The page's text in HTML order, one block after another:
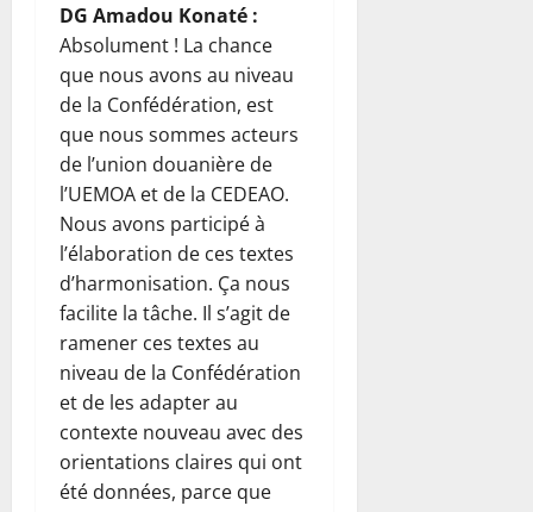
DG Amadou Konaté :
Absolument ! La chance
que nous avons au niveau
de la Confédération, est
que nous sommes acteurs
de l’union douanière de
l’UEMOA et de la CEDEAO.
Nous avons participé à
l’élaboration de ces textes
d’harmonisation. Ça nous
facilite la tâche. Il s’agit de
ramener ces textes au
niveau de la Confédération
et de les adapter au
contexte nouveau avec des
orientations claires qui ont
été données, parce que